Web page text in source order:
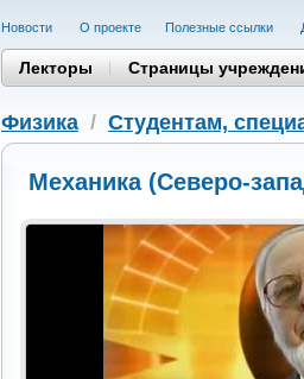
Новости О проекте Полезные cсылки
Лекторы Страницы
Физика / Студентам,
Механика (Северо-